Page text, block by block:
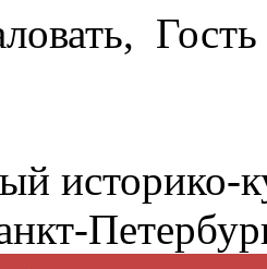
Гость
историко-